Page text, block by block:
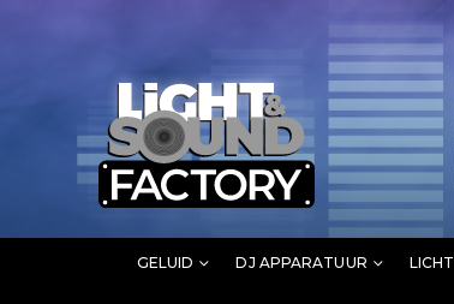
GELUID DJ APPARATUUR LICHT